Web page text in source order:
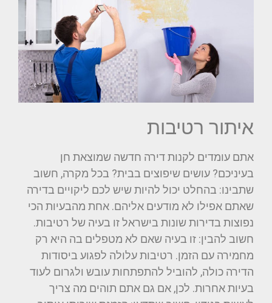
איתור רטיבות
אתם עומדים לקנות דירה חדשה שמוצאת חן
בעיניכם? עושים שיפוצים בבית? בכל מקרה, חשוב
שתבינו: בהחלט יכול להיות שיש לכם ליקויים בדירה
שאתם אפילו לא מודעים אליהם. אחת מהבעיות הכי
נפוצות בדירות שונות בישראל זו בעיה של רטיבות.
חשוב להבין: זו בעיה שאם לא מטפלים בה היא רק
מחמירה עם הזמן. רטיבות עלולה לפגוע ביסודות
הדירה כולה, להוביל להתפתחות עובש ולגרום לעוד
בעיות אחרות. לכן, אם גם אתם תוהים מה צריך